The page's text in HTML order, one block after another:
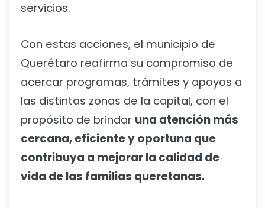
servicios.
Con estas acciones, el municipio de
Querétaro reafirma su compromiso de
acercar programas, trámites y apoyos a
las distintas zonas de la capital, con el
propósito de brindar una atención más
cercana, eficiente y oportuna que
contribuya a mejorar la calidad de
vida de las familias queretanas.